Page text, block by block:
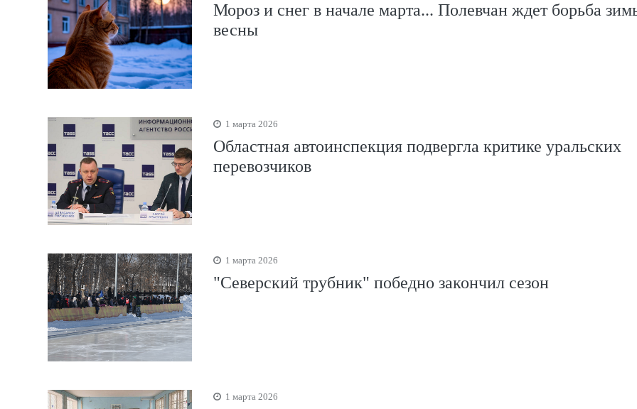
Мороз и снег в начале марта... Полевчан ждет борьба
весны
1 марта 2026
Областная автоинспекция подвергла критике уральских
перевозчиков
1 марта 2026
"Северский трубник" победно закончил сезон
1 марта 2026